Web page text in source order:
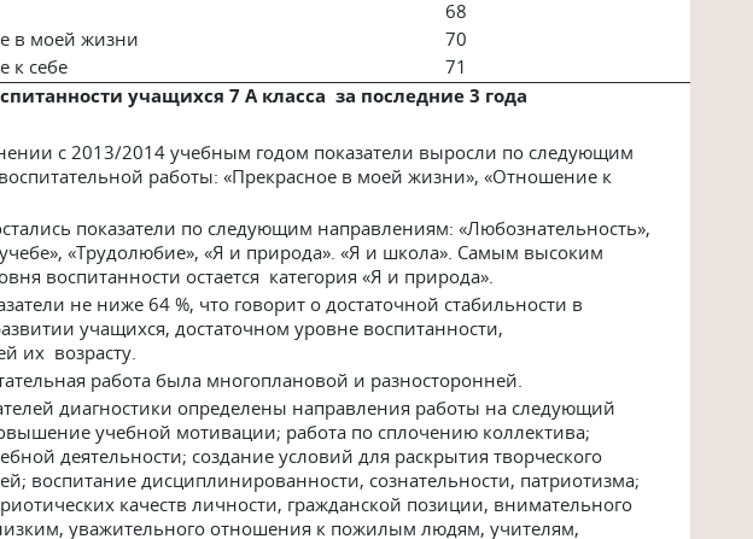
68
в моей жизни 70
к себе 71
учащихся 7 А класса за последние 3 года
с 2013/2014 учебным годом показатели выросли по следующим
работы: «Прекрасное в моей жизни», «Отношение к
показатели по следующим направлениям: «Любознательность»,
«Трудолюбие», «Я и природа». «Я и школа». Самым высоким
воспитанности остается категория «Я и природа».
не ниже 64 %, что говорит о достаточной стабильности в
учащихся, достаточном уровне воспитанности,
их возрасту.
работа была многоплановой и разносторонней.
диагностики определены направления работы на следующий
учебной мотивации; работа по сплочению коллектива;
деятельности; создание условий для раскрытия творческого
воспитание дисциплинированности, сознательности, патриотизма;
качеств личности, гражданской позиции, внимательного
уважительного отношения к пожилым людям, учителям,